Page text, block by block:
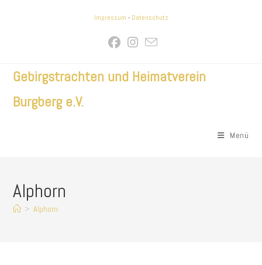
Impressum - Datenschutz
Gebirgstrachten und Heimatverein
Burgberg e.V.
Menü
Alphorn
> Alphorn